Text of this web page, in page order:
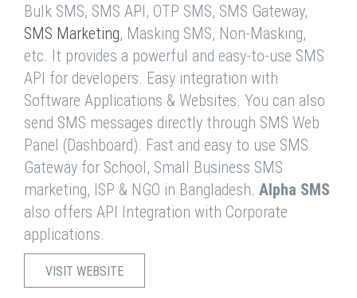
Bulk SMS, SMS API, OTP SMS, SMS Gateway,
SMS Marketing, Masking SMS, Non-Masking,
etc. It provides a powerful and easy-to-use SMS
API for developers. Easy integration with
Software Applications & Websites. You can also
send SMS messages directly through SMS Web
Panel (Dashboard). Fast and easy to use SMS
Gateway for School, Small Business SMS
marketing, ISP & NGO in Bangladesh. Alpha SMS
also offers API Integration with Corporate
applications.
VISIT WEBSITE